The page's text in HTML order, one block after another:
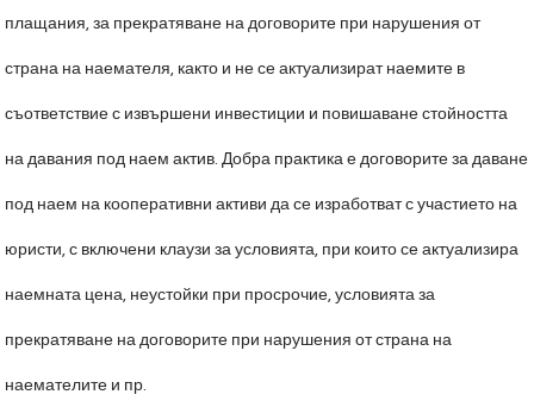
плащания, за прекратяване на договорите при нарушения от
страна на наемателя, както и не се актуализират наемите в
съответствие с извършени инвестиции и повишаване стойността
на давания под наем актив. Добра практика е договорите за даване
под наем на кооперативни активи да се изработват с участието на
юристи, с включени клаузи за условията, при които се актуализира
наемната цена, неустойки при просрочие, условията за
прекратяване на договорите при нарушения от страна на
наемателите и пр.